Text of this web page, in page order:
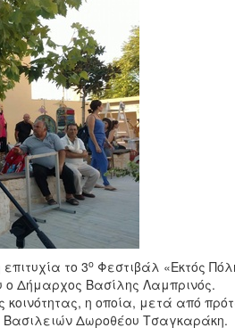
το 3οΦεστιβάλ «Εκτός
ο Δήμαρχος Βασίλης Λαμπρινός.
η οποία, μετά από
Βασιλειών Δωροθέου Τσαγκαράκη.